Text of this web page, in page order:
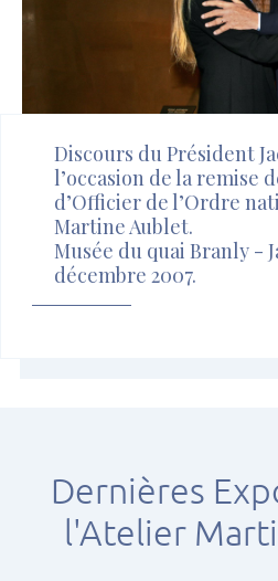
Discours du Président
l’occasion de la remise
d’Officier de l’Ordre
Martine Aublet.
Musée du quai Branly -
décembre 2007.
Dernières
l'Atelier